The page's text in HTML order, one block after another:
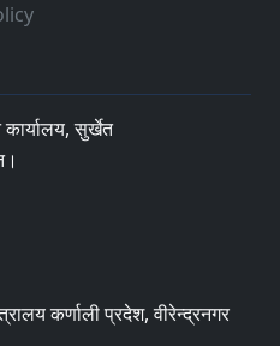
सुर्खेत
कर्णाली प्रदेश, वीरेन्द्रनगर